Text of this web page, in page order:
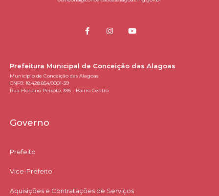
Prefeitura Municipal de Conceição das Alagoas
Município de Conceição das Alagoas
CNPJ: 18.428.854/0001-39
Rua Floriano Peixoto, 395 - Bairro Centro
Governo
Prefeito
Vice-Prefeito
Aquisições e Contratações de Serviços​